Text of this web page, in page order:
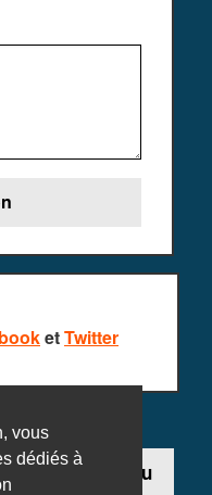
vous
dédiés à
etTwitter
Ajouter un jeu